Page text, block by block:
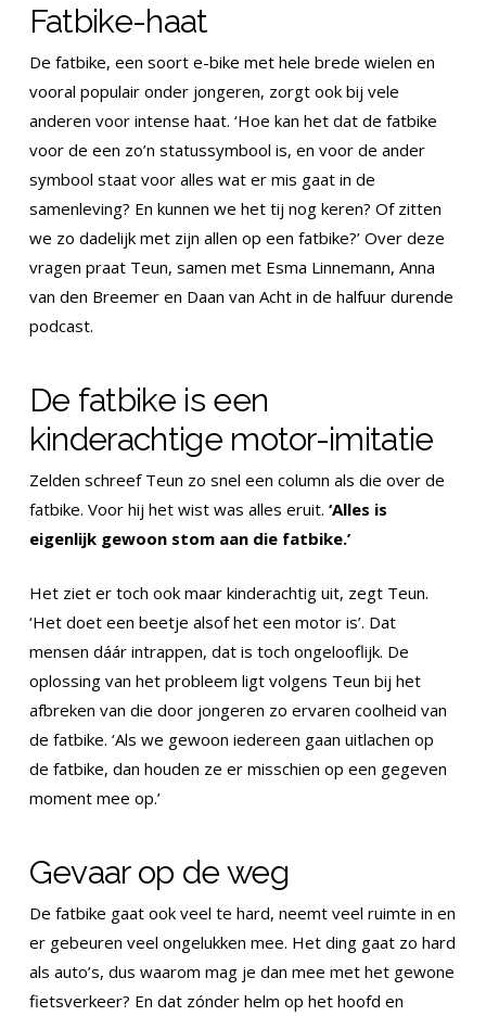
Fatbike-haat
De fatbike, een soort e-bike met hele brede wielen en
vooral populair onder jongeren, zorgt ook bij vele
anderen voor intense haat. ‘Hoe kan het dat de fatbike
voor de een zo’n statussymbool is, en voor de ander
symbool staat voor alles wat er mis gaat in de
samenleving? En kunnen we het tij nog keren? Of zitten
we zo dadelijk met zijn allen op een fatbike?’ Over deze
vragen praat Teun, samen met Esma Linnemann, Anna
van den Breemer en Daan van Acht in de halfuur durende
podcast.
De fatbike is een
kinderachtige motor-imitatie
Zelden schreef Teun zo snel een column als die over de
fatbike. Voor hij het wist was alles eruit. ‘Alles is
eigenlijk gewoon stom aan die fatbike.’
Het ziet er toch ook maar kinderachtig uit, zegt Teun.
‘Het doet een beetje alsof het een motor is’. Dat
mensen dáár intrappen, dat is toch ongelooflijk. De
oplossing van het probleem ligt volgens Teun bij het
afbreken van die door jongeren zo ervaren coolheid van
de fatbike. ‘Als we gewoon iedereen gaan uitlachen op
de fatbike, dan houden ze er misschien op een gegeven
moment mee op.’
Gevaar op de weg
De fatbike gaat ook veel te hard, neemt veel ruimte in en
er gebeuren veel ongelukken mee. Het ding gaat zo hard
als auto’s, dus waarom mag je dan mee met het gewone
fietsverkeer? En dat zónder helm op het hoofd en